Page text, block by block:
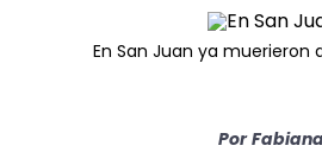
En San Juan ya
Por